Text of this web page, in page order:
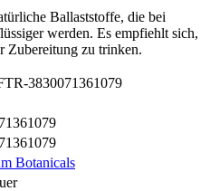
Ballaststoffe, die bei
werden. Es empfiehlt sich,
Zubereitung zu trinken.
3830071361079
Botanicals